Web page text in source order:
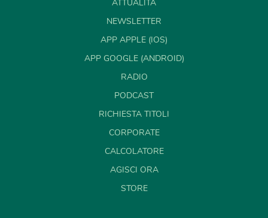
ATTUALITÀ
NEWSLETTER
APP APPLE (IOS)
APP GOOGLE (ANDROID)
RADIO
PODCAST
RICHIESTA TITOLI
CORPORATE
CALCOLATORE
AGISCI ORA
STORE